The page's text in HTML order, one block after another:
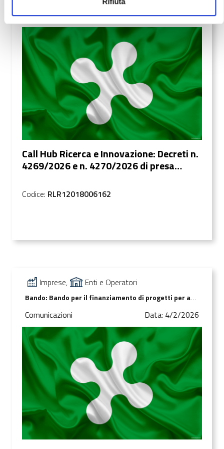
Comunicazioni Data: 4/6/2026
Call Hub Ricerca e Innovazione: Decreti n.
4269/2026 e n. 4270/2026 di presa
ero...
Codice: RLR12018006162
Imprese, Enti e Operatori
Bando: Bando per il finanziamento di progetti per adeguamento strutturale e tecnologico di sale destinate ad attività di spettacolo – art. 42 c. 1, lett. c), l.r. 25/2016
Comunicazioni Data: 4/2/2026